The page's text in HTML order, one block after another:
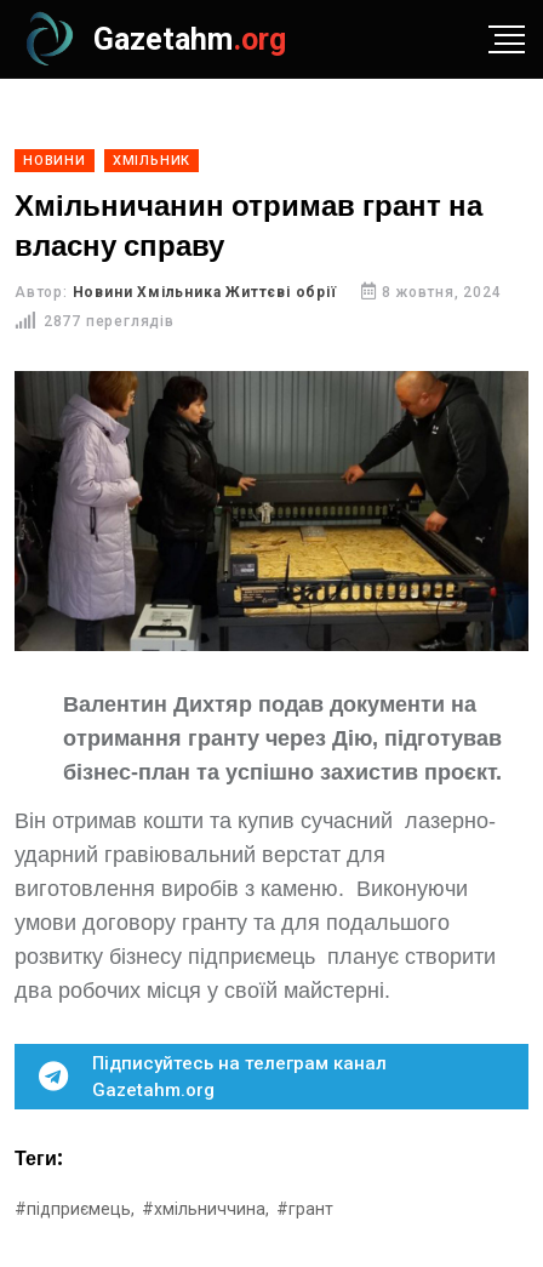
Gazetahm.org
НОВИНИ ХМІЛЬНИК
Хмільничанин отримав грант на
власну справу
Автор: Новини Хмільника Життєві обрії
8 жовтня, 2024
2877 переглядів
Валентин Дихтяр подав документи на
отримання гранту через Дію, підготував
бізнес-план та успішно захистив проєкт.
Він отримав кошти та купив сучасний лазерно-
ударний гравіювальний верстат для
виготовлення виробів з каменю. Виконуючи
умови договору гранту та для подальшого
розвитку бізнесу підприємець планує створити
два робочих місця у своїй майстерні.
Підписуйтесь на телеграм канал
Gazetahm.org
Теги:
#підприємець, #хмільниччина, #грант